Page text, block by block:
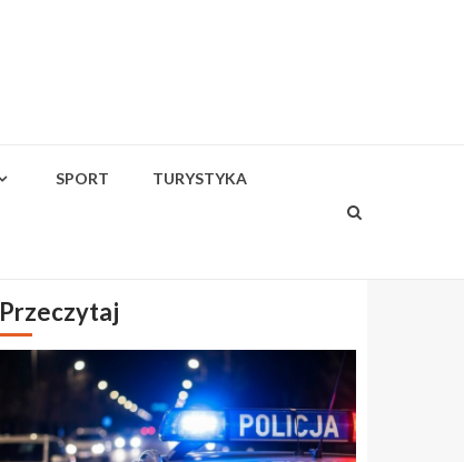
SPORT TURYSTYKA
Przeczytaj